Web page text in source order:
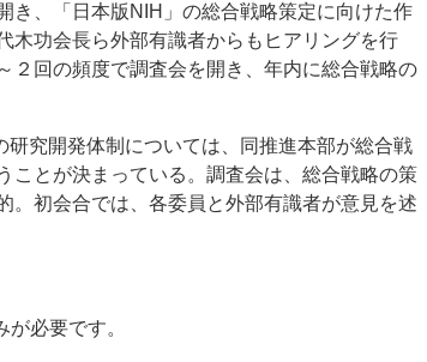
き、「日本版NIH」の総合戦略策定に向けた作
木功会長ら外部有識者からもヒアリングを行
２回の頻度で調査会を開き、年内に総合戦略の
究開発体制については、同推進本部が総合戦
ことが決まっている。調査会は、総合戦略の策
。初会合では、各委員と外部有識者が意見を述
が必要です。